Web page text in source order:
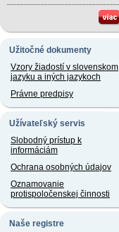
Užitočné dokumenty
Vzory žiadostí v slovenskom
jazyku a iných jazykoch
Právne predpisy
Užívateľský servis
Slobodný prístup k
informáciám
Ochrana osobných údajov
Oznamovanie
protispoločenskej činnosti
Naše registre